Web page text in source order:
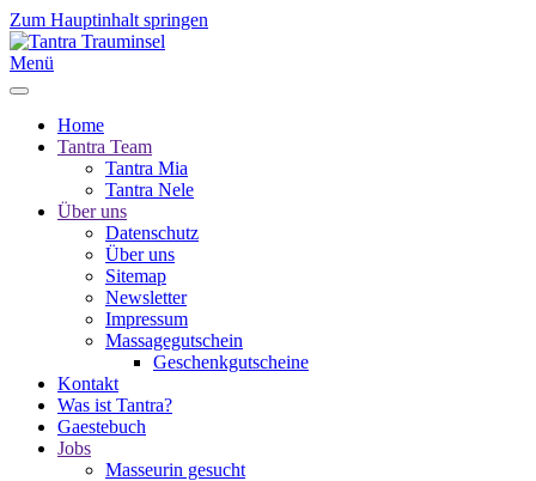
Zum Hauptinhalt springen
Menü
Home
Tantra Team
Tantra Mia
Tantra Nele
Über uns
Datenschutz
Über uns
Sitemap
Newsletter
Impressum
Massagegutschein
Geschenkgutscheine
Kontakt
Was ist Tantra?
Gaestebuch
Jobs
Masseurin gesucht